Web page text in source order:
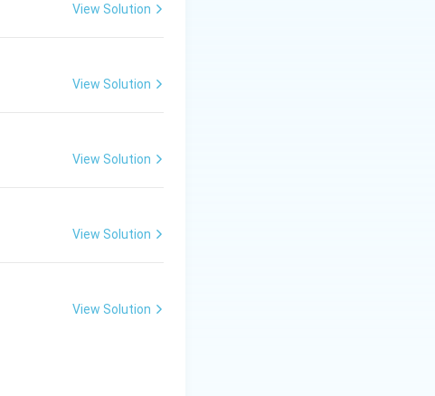
लय और ताल कीView Solution
View Solution
View Solution
View Solution
View Solution